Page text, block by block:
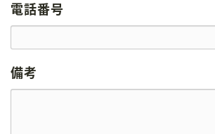
電話番号
備考